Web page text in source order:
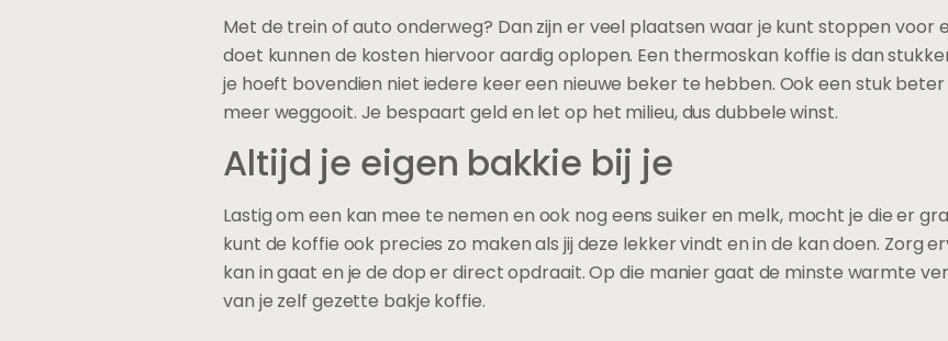
Met de trein of auto onderweg? Dan zijn er veel plaatsen waar je kunt stoppen voor
doet kunnen de kosten hiervoor aardig oplopen. Een thermoskan koffie is dan
je hoeft bovendien niet iedere keer een nieuwe beker te hebben. Ook een stuk
meer weggooit. Je bespaart geld en let op het milieu, dus dubbele winst.
Altijd je eigen bakkie bij je
Lastig om een kan mee te nemen en ook nog eens suiker en melk, mocht je die er
kunt de koffie ook precies zo maken als jij deze lekker vindt en in de kan doen. Zorg
kan in gaat en je de dop er direct opdraait. Op die manier gaat de minste warmte
van je zelf gezette bakje koffie.